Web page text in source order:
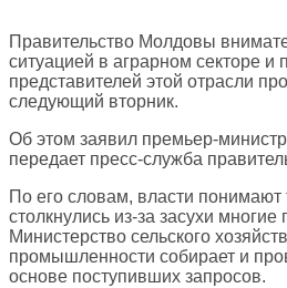
Правительство Молдовы
ситуацией в аграрном секторе и
представителей этой отрасли
следующий вторник.
Об этом заявил премьер-
передает пресс-служба
По его словам, власти понимают
столкнулись из-за засухи многие
Министерство сельского
промышленности собирает и
основе поступивших запросов.